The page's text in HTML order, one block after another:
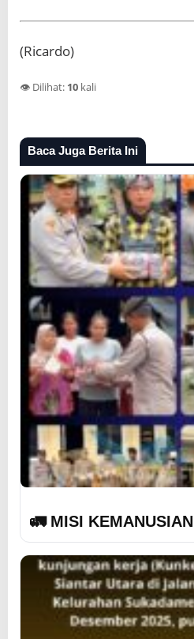
(Ricardo)
👁️ Dilihat: 10 kali
Baca Juga Berita Ini
🚛 MISI KEMANUSIAN